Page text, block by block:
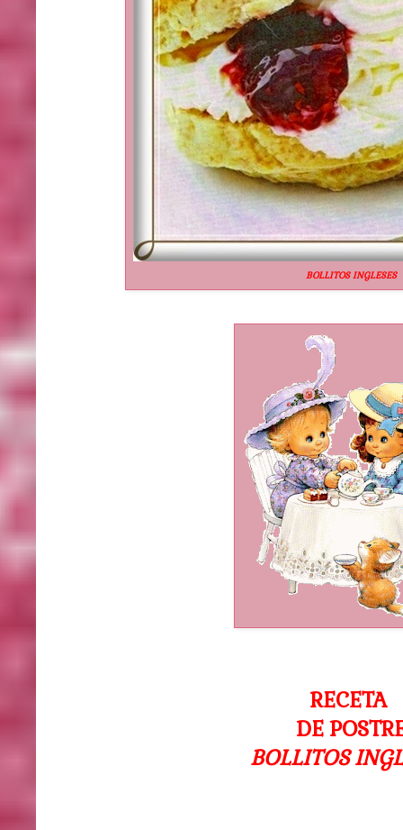
BOLLITOS INGLESES
RECETA
DE
BOLLITOS